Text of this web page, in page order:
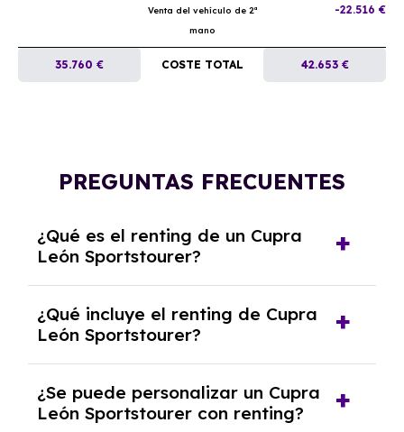
Venta del vehículo de 2ª
mano
-22.516 €
35.760 € COSTE TOTAL 42.653 €
PREGUNTAS FRECUENTES
¿Qué es el renting de un Cupra
León Sportstourer?
un contrato de alquiler a largo plazo en el que
pagas una cuota mensual fija por el uso del
coche durante un periodo determinado,
generalmente entre 2 y 5 años.
¿Qué incluye el renting de Cupra
León Sportstourer?
seguro a todo riesgo, mantenimiento,
reparaciones, impuestos, asistencia en
¿Se puede personalizar un Cupra
León Sportstourer con renting?